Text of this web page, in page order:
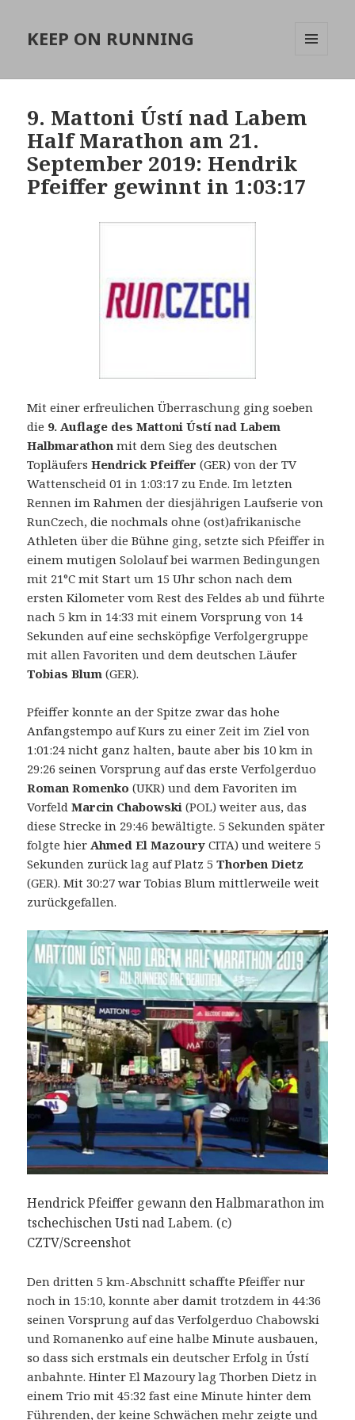
KEEP ON RUNNING
9. Mattoni Ústí nad Labem
Half Marathon am 21.
September 2019: Hendrik
Pfeiffer gewinnt in 1:03:17
Mit einer erfreulichen Überraschung ging soeben
die 9. Auflage des Mattoni Ústí nad Labem
Halbmarathonmit dem Sieg des deutschen
TopläufersHendrick Pfeiffer (GER) von der TV
Wattenscheid 01 in 1:03:17 zu Ende. Im letzten
Rennen im Rahmen der diesjährigen Laufserie von
RunCzech, die nochmals ohne (ost)afrikanische
Athleten über die Bühne ging, setzte sich Pfeiffer in
einem mutigen Sololauf bei warmen Bedingungen
mit 21°C mit Start um 15 Uhr schon nach dem
ersten Kilometer vom Rest des Feldes ab und führte
nach 5 km in 14:33 mit einem Vorsprung von 14
Sekunden auf eine sechsköpfige Verfolgergruppe
mit allen Favoriten und dem deutschen Läufer
Tobias Blum(GER).
Pfeiffer konnte an der Spitze zwar das hohe
Anfangstempo auf Kurs zu einer Zeit im Ziel von
1:01:24 nicht ganz halten, baute aber bis 10 km in
29:26 seinen Vorsprung auf das erste Verfolgerduo
Roman Romenko (UKR) und dem Favoriten im
Vorfeld Marcin Chabowski (POL) weiter aus, das
diese Strecke in 29:46 bewältigte. 5 Sekunden später
folgte hierAhmed El Mazoury CITA) und weitere 5
Sekunden zurück lag auf Platz 5Thorben Dietz
(GER). Mit 30:27 war Tobias Blum mittlerweile weit
zurückgefallen.
Hendrick Pfeiffer gewann den Halbmarathon im
tschechischen Usti nad Labem. (c)
CZTV/Screenshot
Den dritten 5 km-Abschnitt schaffte Pfeiffer nur
noch in 15:10, konnte aber damit trotzdem in 44:36
seinen Vorsprung auf das Verfolgerduo Chabowski
und Romanenko auf eine halbe Minute ausbauen,
so dass sich erstmals ein deutscher Erfolg in Ústí
anbahnte. Hinter El Mazoury lag Thorben Dietz in
einem Trio mit 45:32 fast eine Minute hinter dem
Führenden, der keine Schwächen mehr zeigte und